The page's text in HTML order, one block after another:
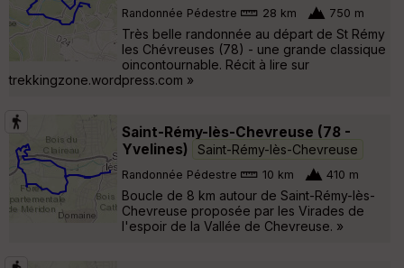
Randonnée Pédestre 28 km 750 m
Très belle randonnée au départ de St Rémy
les Chévreuses (78) - une grande classique
oincontournable. Récit à lire sur
trekkingzone.wordpress.com »
Saint-Rémy-lès-Chevreuse (78 -
Yvelines)
Saint-Rémy-lès-Chevreuse
Randonnée Pédestre 10 km 410 m
Boucle de 8 km autour de Saint-Rémy-lès-
Chevreuse proposée par les Virades de
l'espoir de la Vallée de Chevreuse. »